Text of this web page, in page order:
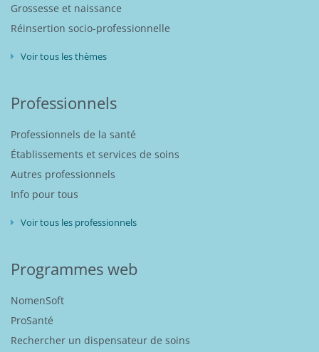
Grossesse et naissance
Réinsertion socio-professionnelle
Voir tous les thèmes
Professionnels
Professionnels de la santé
Établissements et services de soins
Autres professionnels
Info pour tous
Voir tous les professionnels
Programmes web
NomenSoft
ProSanté
Rechercher un dispensateur de soins